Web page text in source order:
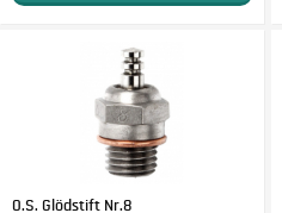
O.S. Glödstift Nr.8